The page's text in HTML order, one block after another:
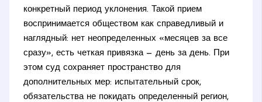
конкретный период уклонения. Такой прием
воспринимается обществом как справедливый и
наглядный: нет неопределенных «месяцев за все
сразу», есть четкая привязка — день за день. При
этом суд сохраняет пространство для
дополнительных мер: испытательный срок,
обязательства не покидать определенный регион,